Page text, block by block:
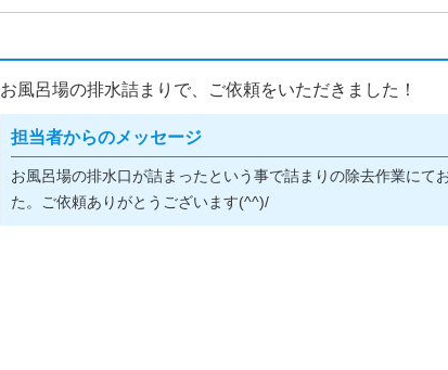
お風呂場の排水詰まりで、ご依頼をいただきました！
担当者からのメッセージ
お風呂場の排水口が詰まったという事で詰まりの除去作業にて
た。ご依頼ありがとうございます(^^)/